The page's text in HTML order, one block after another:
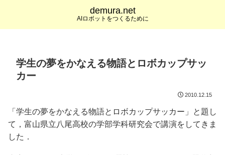
demura.net
AIロボットをつくるために
学生の夢をかなえる物語とロボカップサッ
カー
2010.12.15
「学生の夢をかなえる物語とロボカップサッカー」と題し
て，富山県立八尾高校の学部学科研究会で講演をしてきま
した．